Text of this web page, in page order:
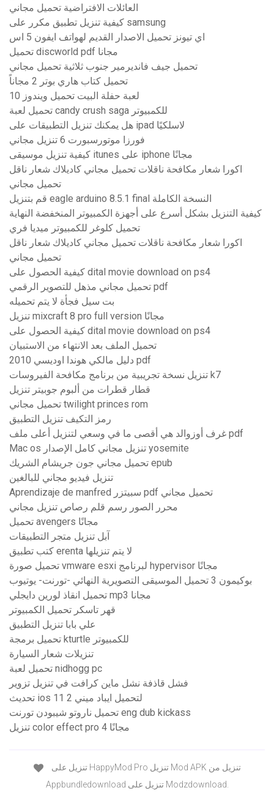
العائلات الافتراضية تحميل مجاني
كيفية تنزيل تطبيق مكرر على samsung
اي تيونز تحميل الاصدار القديم لهواتف ايفون 5 اس
تحميل discworld pdf مجانا
تحميل جيف فانديرمير جنوب ثلاثية تحميل مجاني
تحميل كتاب هاري بوتر 2 مجاناً
لعبة حفلة البيت تحميل ويندوز 10
تحميل لعبة candy crush saga للكمبيوتر
هل يمكنك تنزيل التطبيقات على ipad لاسلكيًا
فورزا موتورسبورت 6 تنزيل مجاني
كيفية تنزيل موسيقى itunes على iphone مجانًا
اكورا شعار مكافحة ناقلات تحميل مجاني كاديلاك شعار ناقل
تحميل مجاني
قم بتنزيل eagle arduino 8.5.1 final النسخة الكاملة
كيفية التنزيل بشكل أسرع على أجهزة الكمبيوتر المنخفضة النهاية
تحميل كلوغر للكمبيوتر ميديا ​​فري
اكورا شعار مكافحة ناقلات تحميل مجاني كاديلاك شعار ناقل
تحميل مجاني
كيفية الحصول على dital movie download on ps4
تحميل مجاني مذهل للتصوير الرقمي pdf
بت سيل فجأة لا يتم تحميله
تنزيل mixcraft 8 pro full version مجانًا
كيفية الحصول على dital movie download on ps4
تحميل الملف بعد الانتهاء من الاستبيان
دليل مالكي هوندا اوديسي 2010 pdf
تنزيل نسخة تجريبية من برنامج مكافحة الفيروسات k7
قطار قطرات من ألبوم جوبيتر تنزيل
تحميل مجاني twilight princes rom
رمز التكيف تنزيل التطبيق
غرف أوزوالد هي أقصى ما في وسعي لتنزيل أعلى ملف pdf
Mac os تنزيل مجاني كامل الإصدار yosemite
تحميل مجاني جون جريشام الشريك epub
تنزيل فيديو مجاني للبالغين
Aprendizaje de manfred سبيتزر pdf تحميل مجاني
محرر الصور رسم قلم رصاص تنزيل مجاني
تحميل avengers مجانًا
آبل تنزيل متجر التطبيقات
كتب تطبيق erenta لا يتم تنزيلها
تحميل صورة vmware esxi لبرنامج hypervisor مجانًا
بوكيمون 3 تحميل الموسيقى التصويرية النهائي -تورنت- يوتيوب
تحميل انقاذ لورين دايجلي mp3 مجانا
قهر تاسكر تحميل الكمبيوتر
علي بابا تنزيل التطبيق
تحميل برمجة kturtle للكمبيوتر
تنزيلات شعار السيارة
تحميل لعبة nidhogg pc
فشل قاذفة نشل ماين كرافت في تنزيل تزوير
تحديث ios 11 لتحميل ايباد ميني 2
تحميل ناروتو شيبودن تورنت eng dub kickass
تنزيل color effect pro 4 مجانًا
Appbundledownload تنزيل على Modzdownload.